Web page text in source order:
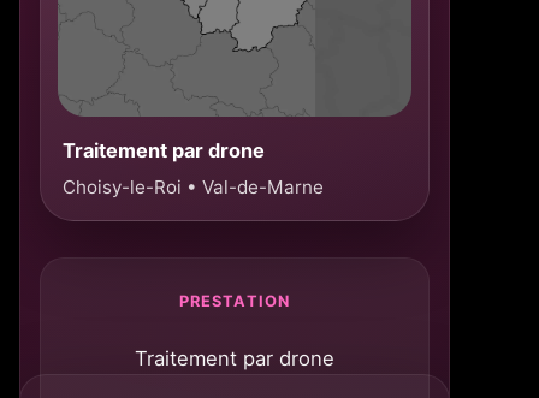
Traitement par drone
Choisy-le-Roi • Val-de-Marne
PRESTATION
Traitement par drone